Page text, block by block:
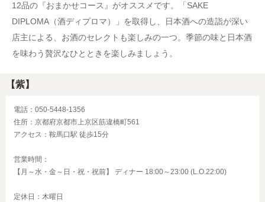
12品の『おまかせコース』がオススメです。「SAKE
DIPLOMA（酒ディプロマ）」を取得し、日本酒への造詣が深い
店主による、お酒のセレクトも楽しみの一つ。季節の味と日本酒
を味わう贅沢なひとときを楽しみましょう。
【紫】
電話：050-5448-1356
住所：京都府京都市上京区筋違橋町561
アクセス：鞍馬口駅 徒歩15分
営業時間：
【月～水・金～日・祝・祝前】 ディナー 18:00～23:00 (L.O.22:00)
定休日：木曜日